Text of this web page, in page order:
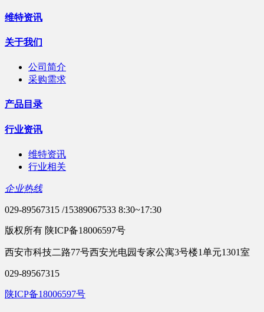
维特资讯
关于我们
公司简介
采购需求
产品目录
行业资讯
维特资讯
行业相关
企业热线
029-89567315 /15389067533 8:30~17:30
版权所有 陕ICP备18006597号
西安市科技二路77号西安光电园专家公寓3号楼1单元1301室
029-89567315
陕ICP备18006597号